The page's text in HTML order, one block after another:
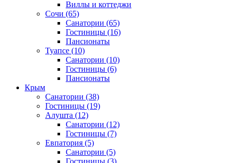
Виллы и коттеджи
Сочи (65)
Санатории (65)
Гостиницы (16)
Пансионаты
Туапсе (10)
Санатории (10)
Гостиницы (6)
Пансионаты
Крым
Санатории (38)
Гостиницы (19)
Алушта (12)
Санатории (12)
Гостиницы (7)
Евпатория (5)
Санатории (5)
Гостиницы (3)